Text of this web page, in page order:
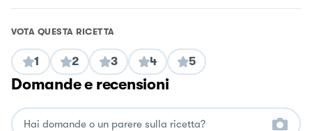
VOTA QUESTA RICETTA
1 2 3 4 5
Domande e recensioni